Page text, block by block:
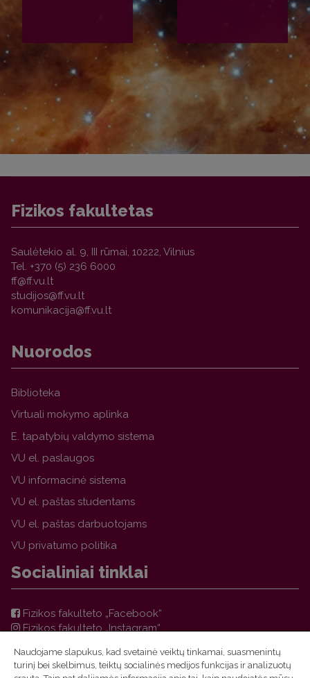
Fizikos fakultetas
Saulėtekio al. 9, III rūmai, 10222, Vilnius
Tel. +370 (5) 236 6000
Nuorodos
Biblioteka
Virtuali mokymo aplinka
E. tapatybių valdymo sistema
VU el. paslaugos
VU informacinė sistema
VU el. paštas studentams
VU el. paštas darbuotojams
VU privatumo politika
Socialiniai tinklai
Fizikos fakulteto „Facebook“
Fizikos fakulteto „Instagram“
VU FF TFAI Molėtų astronomijos observatorijos
„Facebook“
Naudojame slapukus, kad svetainė veiktų tinkamai, suasmenintų
turinį bei skelbimus, teiktų socialinės medijos funkcijas ir analizuotų